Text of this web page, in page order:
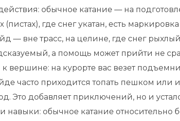
обычное катание — на
(пистах), где снег укатан, есть
— вне трасс, на целине, где снег
а помощь может прийти не
к вершине: на курорте вас везет
часто приходится топать пешком или
Это добавляет приключений, но и
навыки: обычное катание относительно